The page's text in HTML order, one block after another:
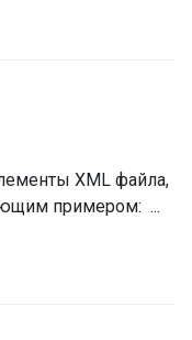
XML файла,
примером: ...